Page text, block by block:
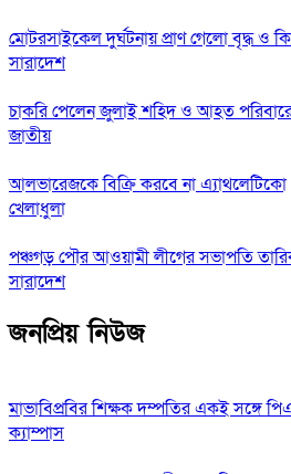
মোটরসাইকেল দুর্ঘটনায় প্রাণ গেলো বৃদ্ধ ও
সারাদেশ
চাকরি পেলেন জুলাই শহিদ ও আহত
জাতীয়
আলভারেজকে বিক্রি করবে না এ্যাথলেটিকো
খেলাধুলা
পঞ্চগড় পৌর আওয়ামী লীগের সভাপতি তারিক
সারাদেশ
জনপ্রিয় নিউজ
মাভাবিপ্রবির শিক্ষক দম্পতির একই সঙ্গে
ক্যাম্পাস